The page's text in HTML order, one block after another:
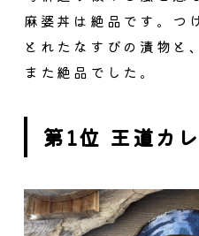
麻婆丼は絶品です。つ
とれたなすびの漬物と
また絶品でした。
第1位 王道カ